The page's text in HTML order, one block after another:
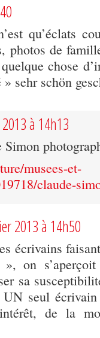
qu’éclats
photos de
chose
sehr schön
à 14h13
musees-et-
claude-
2013 à 14h50
écrivains
on s’aperçoit
sa
seul
de la